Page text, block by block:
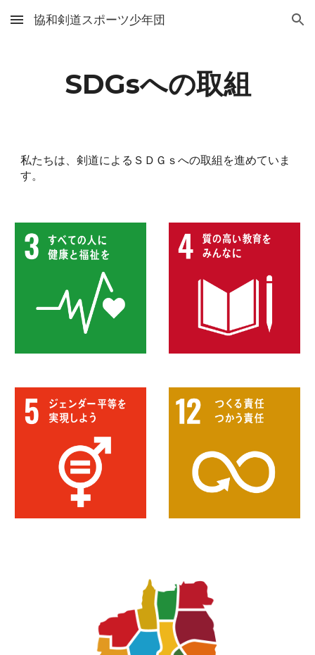
Skip to main content Skip to navigation
協和剣道スポーツ少年団
SDGsへの取組
私たちは、剣道によるＳＤＧｓへの取組を進めていま
す。